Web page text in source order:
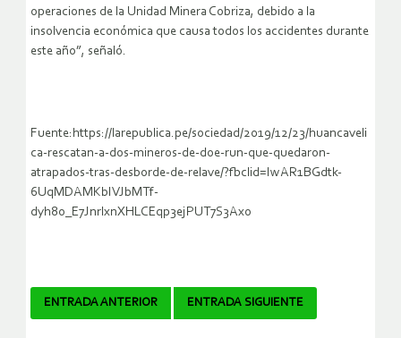
operaciones de la Unidad Minera Cobriza, debido a la
insolvencia económica que causa todos los accidentes durante
este año”, señaló.
Fuente:https://larepublica.pe/sociedad/2019/12/23/huancaveli
ca-rescatan-a-dos-mineros-de-doe-run-que-quedaron-
atrapados-tras-desborde-de-relave/?fbclid=IwAR1BGdtk-
6UqMDAMKbIVJbMTf-
dyh8o_E7JnrlxnXHLCEqp3ejPUT7S3Axo
Navegador
ENTRADA ANTERIOR ENTRADA SIGUIENTE